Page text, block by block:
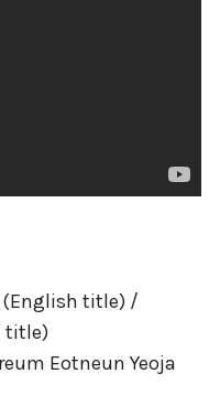
(English title) /
title)
Eotneun Yeoja